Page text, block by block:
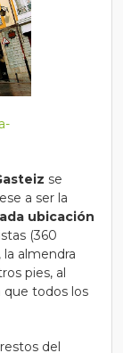
se
a ser la
ubicación
(360
la almendra
pies, al
que todos los
del